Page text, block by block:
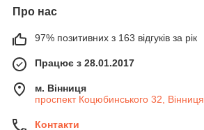
Про нас
97% позитивних з 163 відгуків за рік
Працює з 28.01.2017
м. Вінниця
проспект Коцюбинського 32,
Контакти